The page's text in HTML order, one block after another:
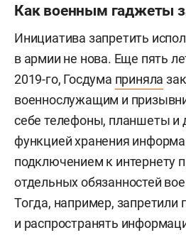
Как военным гаджеты
Инициатива запретить
в армии не нова. Еще пять
2019-го, Госдума приняла
военнослужащим и
себе телефоны, планшеты и
функцией хранения
подключением к интернету
отдельных обязанностей
Тогда, например,
и распространять